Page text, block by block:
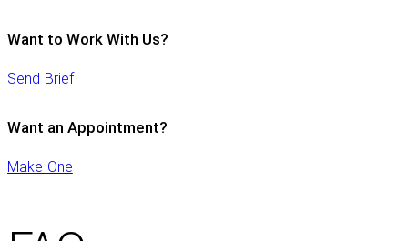
Want to Work With Us?
Send Brief
Want an Appointment?
Make One